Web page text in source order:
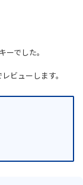
でした。
レビューします。